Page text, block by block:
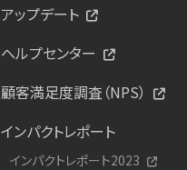
アップデート
ヘルプセンター
顧客満足度調査（NPS）
インパクトレポート
インパクトレポート2023